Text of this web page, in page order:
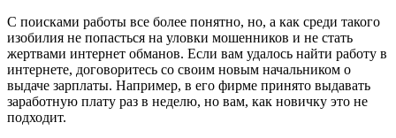
С поисками работы все более понятно, но, а как среди такого
изобилия не попасться на уловки мошенников и не стать
жертвами интернет обманов. Если вам удалось найти работу в
интернете, договоритесь со своим новым начальником о
выдаче зарплаты. Например, в его фирме принято выдавать
заработную плату раз в неделю, но вам, как новичку это не
подходит.